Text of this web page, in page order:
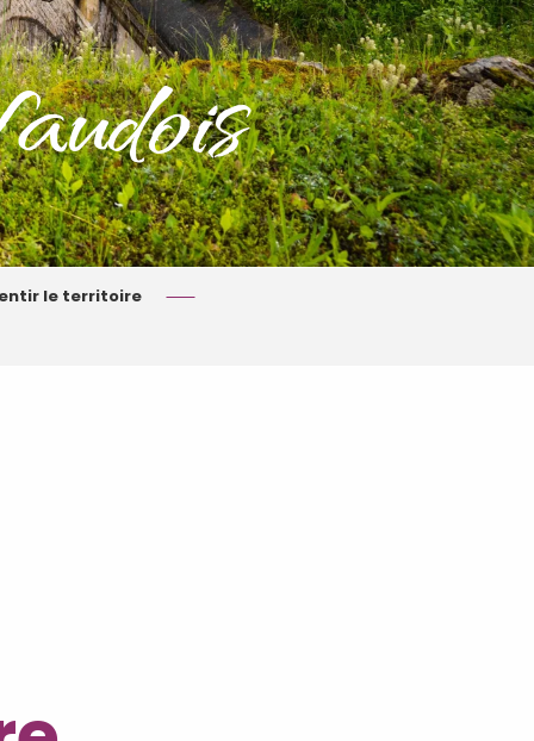
le territoire